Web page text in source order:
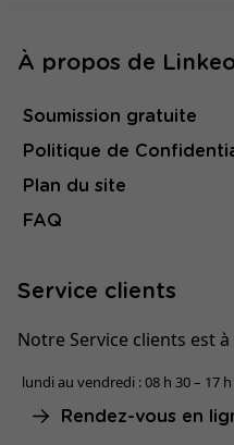
À propos de
Soumission gratuite
Politique de
Plan du site
FAQ
Service clients
Notre Service clients est
lundi au vendredi : 08 h 30 – 17
Rendez-vous en